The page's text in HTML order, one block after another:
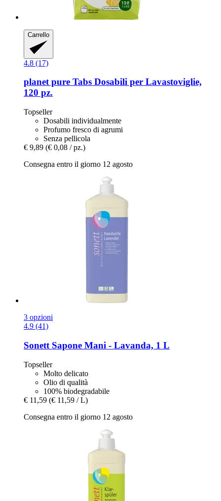
Carrello
4.8 (17)
planet pure Tabs Dosabili per Lavastoviglie,
120 pz.
Topseller
Dosabili individualmente
Profumo fresco di agrumi
Senza pellicola
€ 9,89 (€ 0,08 / pz.)
Consegna entro il giorno 12 agosto
3 opzioni
4.9 (41)
Sonett Sapone Mani -​ Lavanda, 1 L
Topseller
Molto delicato
Olio di qualità
100% biodegradabile
€ 11,59 (€ 11,59 / L)
Consegna entro il giorno 12 agosto